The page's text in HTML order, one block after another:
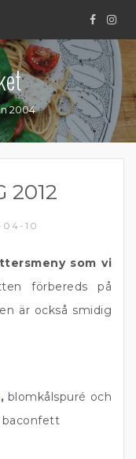
.
2004
2012
04-10
som vi
förbereds på
är också smidig
, blomkålspuré och
baconfett